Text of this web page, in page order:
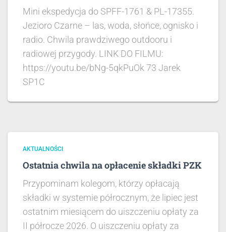
Mini ekspedycja do SPFF-1761 & PL-17355.
Jezioro Czarne – las, woda, słońce, ognisko i
radio. Chwila prawdziwego outdooru i
radiowej przygody. LINK DO FILMU:
https://youtu.be/bNg-5qkPuOk 73 Jarek
SP1C
AKTUALNOŚCI
Ostatnia chwila na opłacenie składki PZK
Przypominam kolegom, którzy opłacają
składki w systemie półrocznym, że lipiec jest
ostatnim miesiącem do uiszczeniu opłaty za
II półrocze 2026. O uiszczeniu opłaty za